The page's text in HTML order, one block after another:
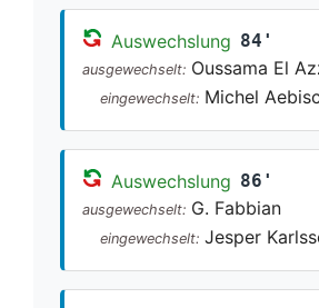
Auswechslung 84'
ausgewechselt: Oussama El
eingewechselt: Michel
Auswechslung 86'
ausgewechselt: G. Fabbian
eingewechselt: Jesper